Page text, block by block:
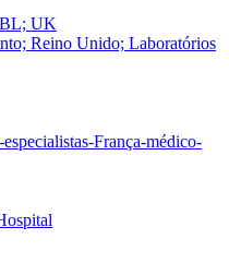
UK
Reino Unido; Laboratórios
França-médico-